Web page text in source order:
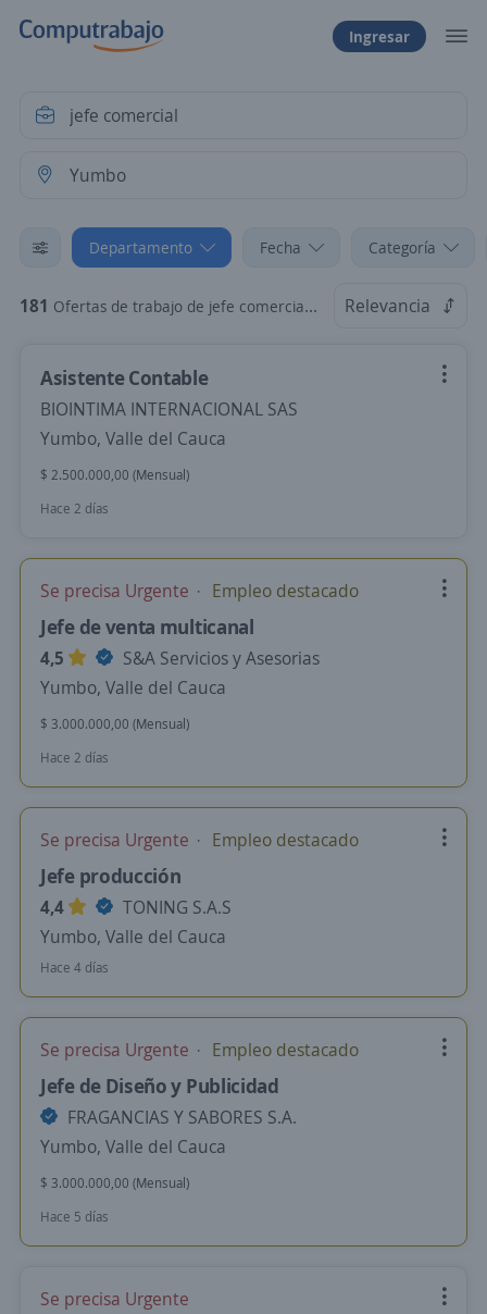
Ingresar
Departamento Fecha Categoría
181 Ofertas de trabajo de jefe comercial en Yumbo, Valle del Cauca Relevancia
Asistente Contable
BIOINTIMA INTERNACIONAL SAS
Yumbo, Valle del Cauca
$ 2.500.000,00 (Mensual)
Hace 2 días
Se precisa Urgente Empleo destacado
Jefe de venta multicanal
4,5
S&A Servicios y Asesorias
Yumbo, Valle del Cauca
$ 3.000.000,00 (Mensual)
Hace 2 días
Se precisa Urgente Empleo destacado
Jefe producción
4,4
TONING S.A.S
Yumbo, Valle del Cauca
Hace 4 días
Se precisa Urgente Empleo destacado
Jefe de Diseño y Publicidad
FRAGANCIAS Y SABORES S.A.
Yumbo, Valle del Cauca
$ 3.000.000,00 (Mensual)
Hace 5 días
Se precisa Urgente